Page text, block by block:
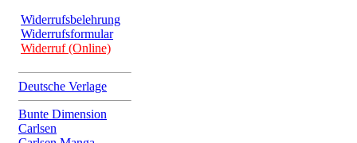
Widerrufsbelehrung
Widerrufsformular
Widerruf (Online)
Deutsche Verlage
Bunte Dimension
Carlsen